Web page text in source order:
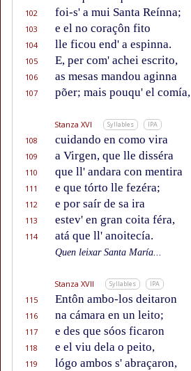
102
foi-s' a mui Santa Reínna;
103
e el no coraçôn fito
104
lle ficou end' a espinna.
105
E, per com' achei escrito,
106
as mesas mandou aginna
107
põer; mais pouqu' el comía,
Stanza XVI Syllables IPA
108 cuidando en como vira
109
a Virgen, que lle disséra
110
que ll' andara con mentira
111
e que tórto lle fezéra;
112
e por saír de sa ira
113
estev' en gran coita féra,
114
atá que ll' anoitecía.
Quen leixar Santa María...
Stanza XVII Syllables IPA
115 Entôn ambo-los deitaron
116
na cámara en un leito;
117
e des que sóos ficaron
118
e el viu dela o peito,
119
lógo ambos s' abraçaron,